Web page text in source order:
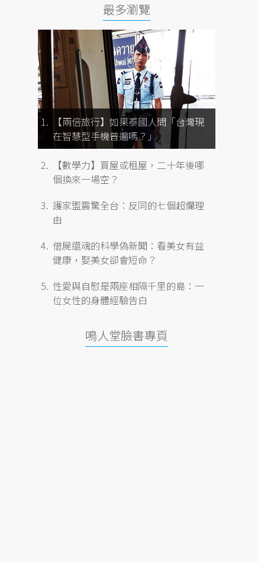
最多瀏覽
【兩倍旅行】如果泰國人問「台灣現
在智慧型手機普遍嗎？」
【數學力】買屋或租屋，二十年後哪
個換來一場空？
護家盟震驚全台：反同的七個超爛理
由
借屍還魂的科學偽新聞：看美女有益
健康，娶美女卻會短命？
性愛與自慰是兩座相隔千里的島：一
位女性的身體經驗告白
鳴人堂臉書專頁